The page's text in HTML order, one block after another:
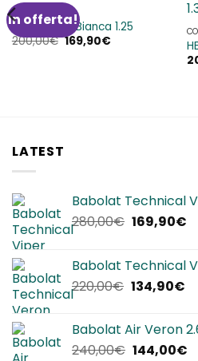
In offerta!
Aggiungi
alla lista
CORDE
Head Hawk Bianca 1.25
200,00€ Il
prezzo
169,90€Il
LATEST
Babolat Technical
280,00€ Il
era:
280,00€.
169,90€Il
è:
Babolat Technical
220,00€ Il
era:
220,00€.
134,90€Il
è:
Babolat Air Veron
240,00€ Il
144,00€Il